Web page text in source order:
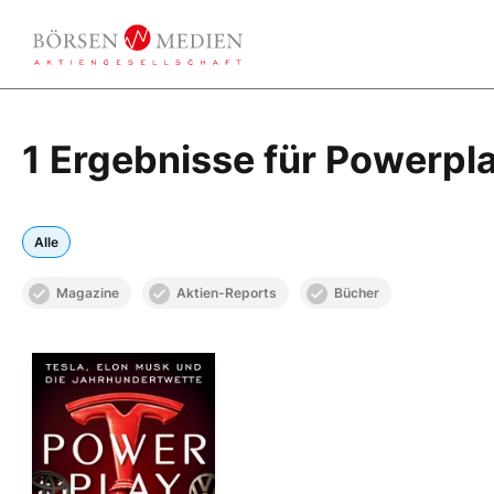
1 Ergebnisse für
Alle
Magazine Aktien-Reports Bücher